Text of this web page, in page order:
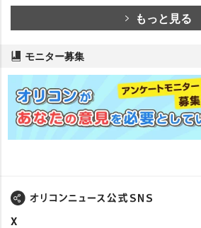
もっと見る
モニター募集
X